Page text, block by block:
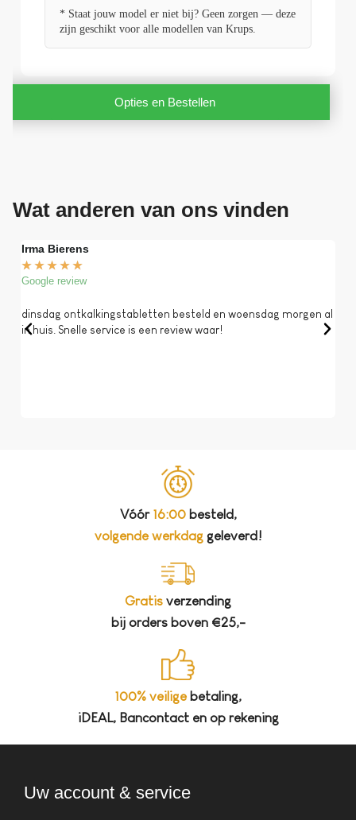
* Staat jouw model er niet bij? Geen zorgen — deze
zijn geschikt voor alle modellen van Krups.
Opties en Bestellen
Wat anderen van ons vinden
Irma Bierens
★ ★ ★ ★ ★
Google review
dinsdag ontkalkingstabletten besteld en woensdag morgen al
in huis. Snelle service is een review waar!
Vóór 16:00besteld,
volgende werkdaggeleverd!
Gratis verzending
bij orders boven €25,-
100% veiligebetaling,
iDEAL, Bancontact en op rekening
Uw account & service